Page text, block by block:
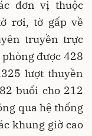
đơn vị thuộc
rơi, tờ gấp về
truyền trực
được 428
lượt thuyền
buổi cho 212
qua hệ thống
khung giờ cao